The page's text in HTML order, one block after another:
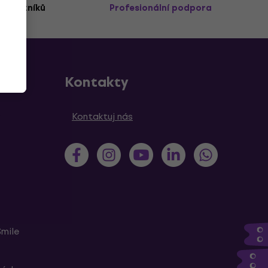
zákazníků Profesionální podpora
Kontakty
Kontaktuj nás